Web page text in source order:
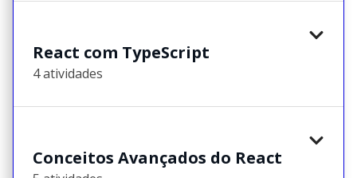
React com TypeScript
4 atividades
Conceitos Avançados do React